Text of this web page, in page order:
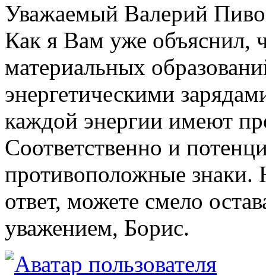
Уважаемый Валерий
Как я Вам уже объяснил,
материальных
энергетическими
каждой энергии имеют
Соответственно и
противоположные знаки.
ответ, можете смело
уважением, Борис.